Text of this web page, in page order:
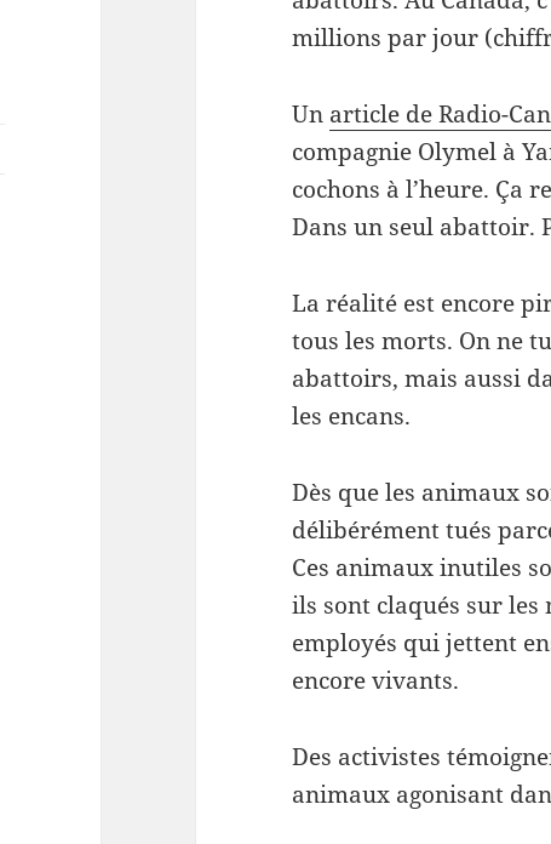
millions par jour
Un article de Radio-
compagnie Olymel à
cochons à l’heure. Ça
Dans un seul abattoir.
La réalité est encore
tous les morts. On ne
abattoirs, mais aussi
les encans.
Dès que les animaux
délibérément tués
Ces animaux inutiles
ils sont claqués sur les
employés qui jettent
encore vivants.
Des activistes
animaux agonisant